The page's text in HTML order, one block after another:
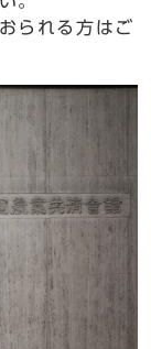
られる方はご